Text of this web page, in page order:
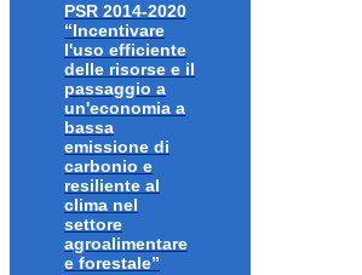
PSR 2014-2020
“Incentivare
l'uso efficiente
delle risorse e il
passaggio a
un'economia a
bassa
emissione di
carbonio e
resiliente al
clima nel
settore
agroalimentare
e forestale”